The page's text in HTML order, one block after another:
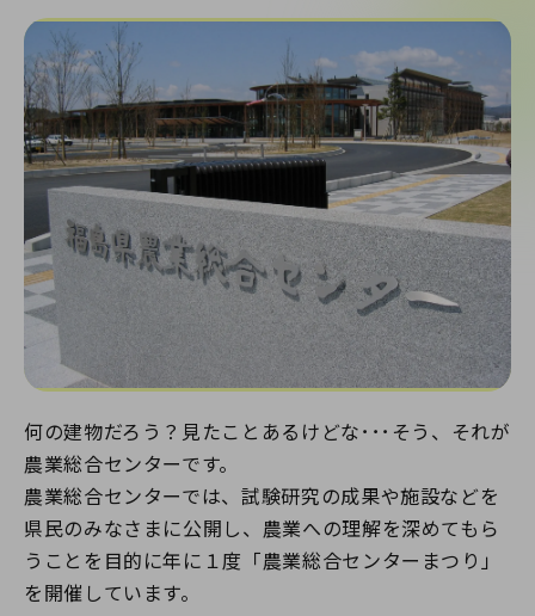
何の建物だろう？見たことあるけどな･･･そう、それが
農業総合センターです。
農業総合センターでは、試験研究の成果や施設などを
県民のみなさまに公開し、農業への理解を深めてもら
うことを目的に年に１度「農業総合センターまつり」
を開催しています。